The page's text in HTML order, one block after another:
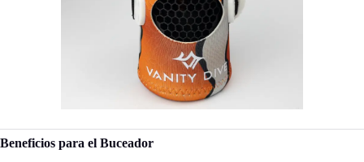
Beneficios para el Buceador